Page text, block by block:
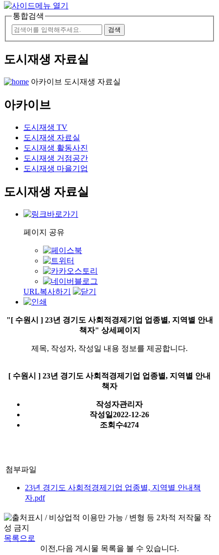
통합검색
도시재생 자료실
아카이브 도시재생 자료실
아카이브
도시재생 TV
도시재생 자료실
도시재생 활동사진
도시재생 거점공간
도시재생 마을기업
도시재생 자료실
페이지 공유
URL복사하기
"[ 수원시 ] 23년 경기도 사회적경제기업 업종별, 지역별 안내
책자" 상세페이지
제목, 작성자, 작성일 내용 정보를 제공합니다.
[ 수원시 ] 23년 경기도 사회적경제기업 업종별, 지역별 안내
책자
작성자관리자
작성일2022-12-26
조회수4274
첨부파일
23년 경기도 사회적경제기업 업종별, 지역별 안내책
자.pdf
목록으로
이전,다음 게시물 목록을 볼 수 있습니다.